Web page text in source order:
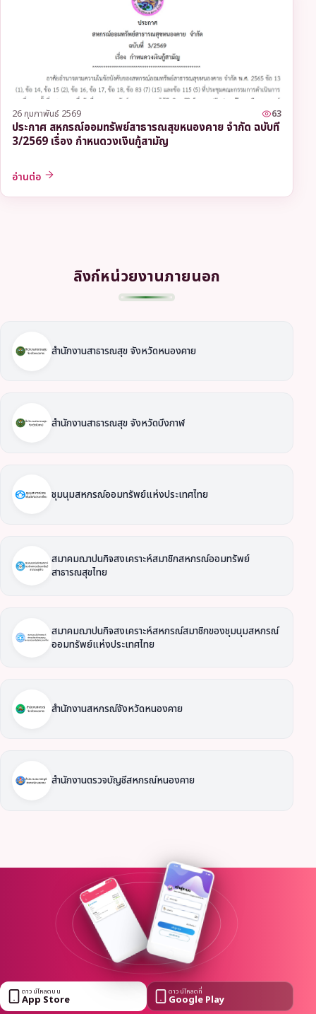
26 กุมภาพันธ์ 2569 63
ประกาศ สหกรณ์ออมทรัพย์สาธารณสุขหนองคาย จำกัด ฉบับที่
3/2569 เรื่อง กำหนดวงเงินกู้สามัญ
อ่านต่อ
ลิงก์หน่วยงานภายนอก
สำนักงานสาธารณสุข จังหวัดหนองคาย
สำนักงานสาธารณสุข จังหวัดบึงกาฬ
ชุมนุมสหกรณ์ออมทรัพย์แห่งประเทศไทย
สมาคมฌาปนกิจสงเคราะห์สมาชิกสหกรณ์ออมทรัพย์
สาธารณสุขไทย
สมาคมฌาปนกิจสงเคราะห์สหกรณ์สมาชิกของชุมนุมสหกรณ์
ออมทรัพย์แห่งประเทศไทย
สำนักงานสหกรณ์จังหวัดหนองคาย
สำนักงานตรวจบัญชีสหกรณ์หนองคาย
ดาวน์โหลดบน
App Store
ดาวน์โหลดที่
Google Play